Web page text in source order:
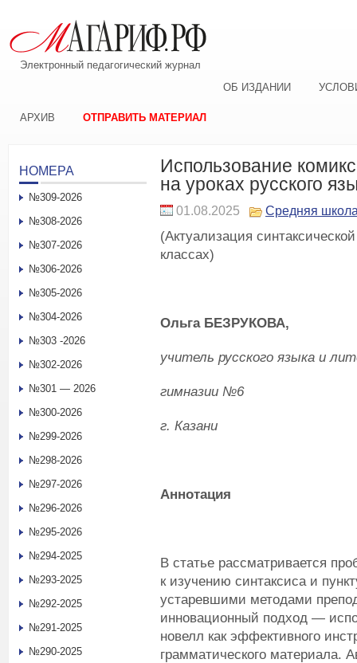
Электронный педагогический журнал
ОБ ИЗДАНИИ
АРХИВ ОТПРАВИТЬ МАТЕРИАЛ
Использование
на уроках русского
01.08.2025 Средняя
(Актуализация
классах)
Ольга БЕЗРУКОВА,
учитель русского языка и
гимназии №6
г. Казани
Аннотация
В статье рассматривается
к изучению синтаксиса и
устаревшими методами
инновационный подход —
новелл как эффективного
грамматического материала.
НОМЕРА
№309-2026
№308-2026
№307-2026
№306-2026
№305-2026
№304-2026
№303 -2026
№302-2026
№301 — 2026
№300-2026
№299-2026
№298-2026
№297-2026
№296-2026
№295-2026
№294-2025
№293-2025
№292-2025
№291-2025
№290-2025